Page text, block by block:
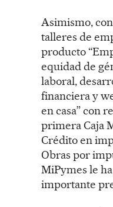
Asimismo,
talleres de
producto
equidad de
laboral,
financiera y
en casa” con
primera Caja
Crédito en
Obras por
MiPymes le
importante